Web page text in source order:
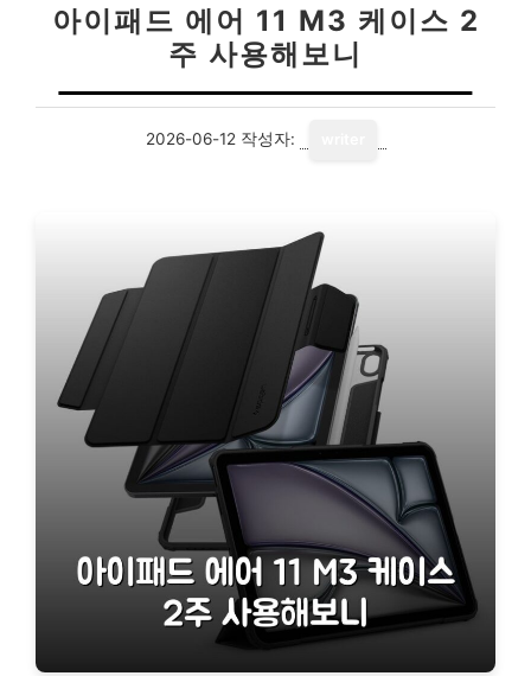
아이패드 에어 11 M3 케이스 2
주 사용해보니
2026-06-12 작성자: